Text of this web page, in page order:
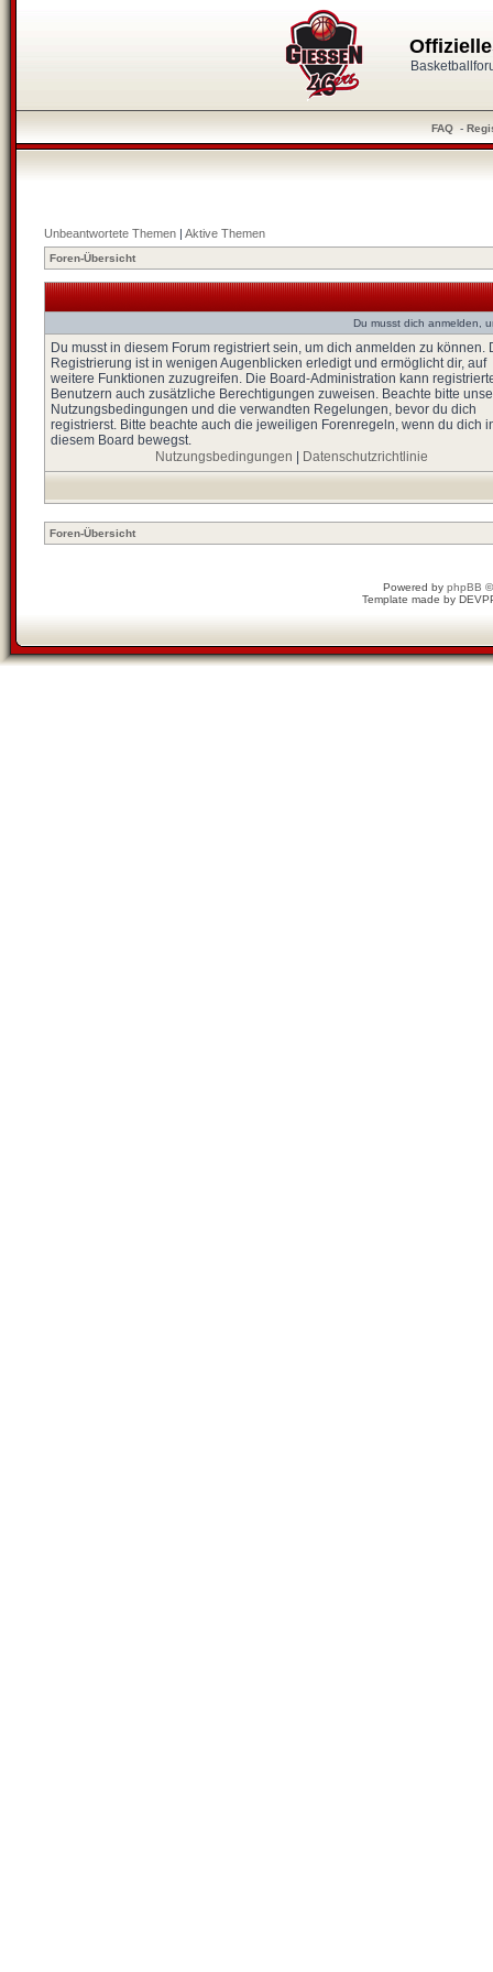
FAQ -
Unbeantwortete Themen | Aktive Themen
Foren-Übersicht
Du musst dich anmelden,
Du musst in diesem Forum registriert sein, um dich anmelden zu können.
Registrierung ist in wenigen Augenblicken erledigt und ermöglicht dir, auf
weitere Funktionen zuzugreifen. Die Board-Administration kann
Benutzern auch zusätzliche Berechtigungen zuweisen. Beachte bitte
Nutzungsbedingungen und die verwandten Regelungen, bevor du dich
registrierst. Bitte beachte auch die jeweiligen Forenregeln, wenn du dich
diesem Board bewegst.
Nutzungsbedingungen
Datenschutzrichtlinie
Foren-Übersicht
Powered by phpBB
Template made by